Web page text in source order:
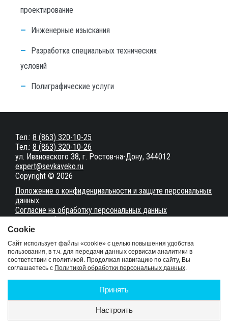
проектирование
Инженерные изыскания
Разработка специальных технических
условий
Полиграфические услуги
Тел.: 8 (863) 320-10-25
Тел.: 8 (863) 320-10-26
ул. Ивановского 38, г. Ростов-на-Дону, 344012
expert@sevkaveko.ru
Copyright © 2026
Положение о конфиденциальности и защите персональных
данных
Согласие на обработку персональных данных
Настройки файлов cookie
Сайт разработан в студииMakeArt
Услуги
Документы
Статьи
Отзывы
Сookie
Сайт использует файлы «cookie» с целью повышения удобства
пользования, в т.ч. для передачи данных сервисам аналитики в
соответствии с политикой. Продолжая навигацию по сайту, Вы
соглашаетесь с Политикой обработки персональных данных.
Принять
Настроить